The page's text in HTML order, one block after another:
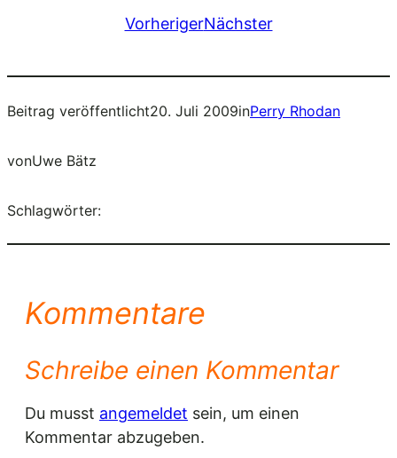
VorherigerNächster
Beitrag veröffentlicht20. Juli 2009inPerry Rhodan
vonUwe Bätz
Schlagwörter:
Kommentare
Schreibe einen Kommentar
Du musst angemeldet sein, um einen
Kommentar abzugeben.